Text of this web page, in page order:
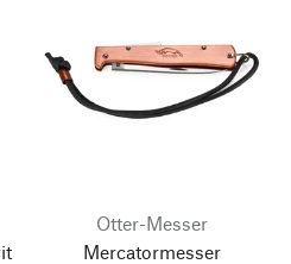
Otter-Messer
Mercatormesser